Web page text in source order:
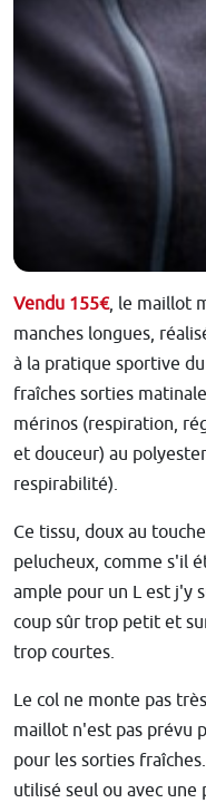
Vendu 155€, le maillot
manches longues,
à la pratique sportive
fraîches sorties
mérinos (respiration,
et douceur) au
respirabilité).
Ce tissu, doux au
pelucheux, comme s'il
ample pour un L est j'y
coup sûr trop petit et
trop courtes.
Le col ne monte pas
maillot n'est pas prévu
pour les sorties
utilisé seul ou avec une